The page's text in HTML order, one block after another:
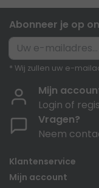
Abonneer je op
* Wij zullen uw e-
Mijn
Login of
Vragen?
Neem
Klantenservice
Mijn account